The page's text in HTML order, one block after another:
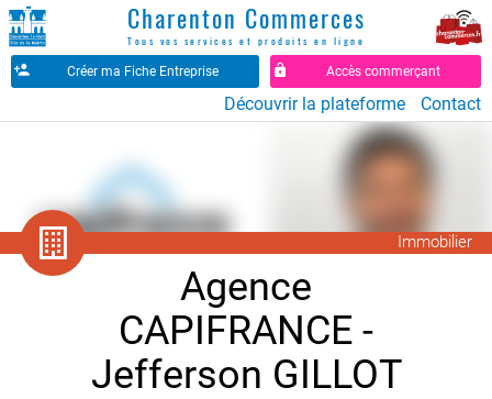
Charenton Commerces
Tous vos services et produits en ligne
Créer ma Fiche Entreprise Accès commerçant
Découvrir la plateforme Contact
󱔟 Immobilier
Agence
CAPIFRANCE -
Jefferson GILLOT